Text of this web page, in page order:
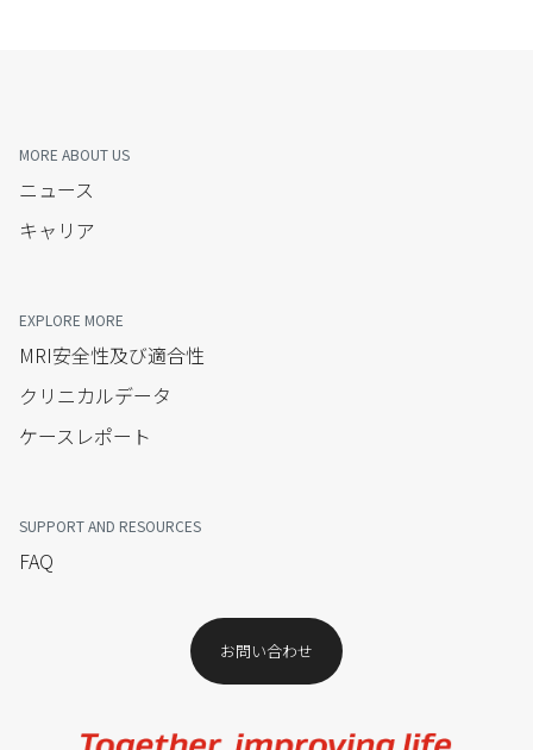
MORE ABOUT US
ニュース
キャリア
EXPLORE MORE
MRI安全性及び適合性
クリニカルデータ
ケースレポート
SUPPORT AND RESOURCES
FAQ
お問い合わせ​